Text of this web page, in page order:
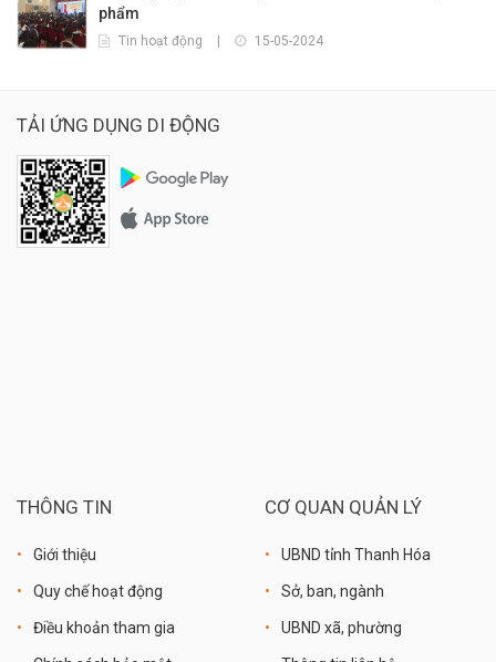
phẩm
Tin hoạt động 15-05-2024
TẢI ỨNG DỤNG DI ĐỘNG
THÔNG TIN
Giới thiệu
Quy chế hoạt động
Điều khoản tham gia
CƠ QUAN QUẢN LÝ
UBND tỉnh Thanh Hóa
Sở, ban, ngành
UBND xã, phường